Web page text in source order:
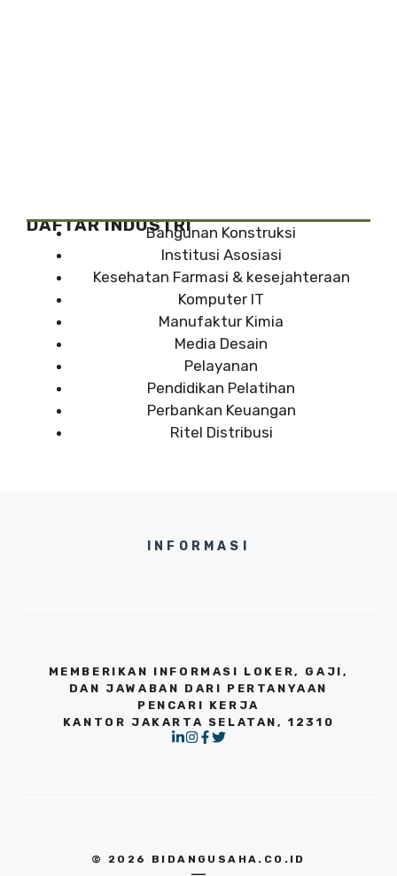
DAFTAR INDUSTRIBangunan Konstruksi
Institusi Asosiasi
Kesehatan Farmasi & kesejahteraan
Komputer IT
Manufaktur Kimia
Media Desain
Pelayanan
Pendidikan Pelatihan
Perbankan Keuangan
Ritel Distribusi
INFORMASI
MEMBERIKAN INFORMASI LOKER, GAJI,
DAN JAWABAN DARI PERTANYAAN
PENCARI KERJA
KANTOR JAKARTA SELATAN, 12310
© 2026 BIDANGUSAHA.CO.ID